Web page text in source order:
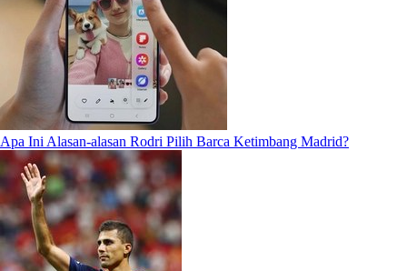
Apa Ini Alasan-alasan Rodri Pilih Barca Ketimbang Madrid?